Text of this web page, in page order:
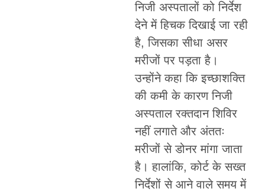
निजी अस्पतालों को निर्देश
देने में हिचक दिखाई जा रही
है, जिसका सीधा असर
मरीजों पर पड़ता है।
उन्होंने कहा कि इच्छाशक्ति
की कमी के कारण निजी
अस्पताल रक्तदान शिविर
नहीं लगाते और अंततः
मरीजों से डोनर मांगा जाता
है। हालांकि, कोर्ट के सख्त
निर्देशों से आने वाले समय में